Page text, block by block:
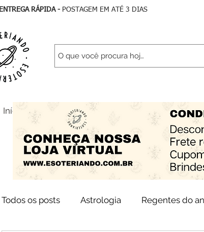
ENTREGA RÁPIDA - POSTAGEM EM ATÉ 3 DIAS
Início Todos Artigos Astrologia
Todos os posts Astrologia Regentes do